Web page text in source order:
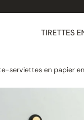
TIRETTES
serviettes en papier